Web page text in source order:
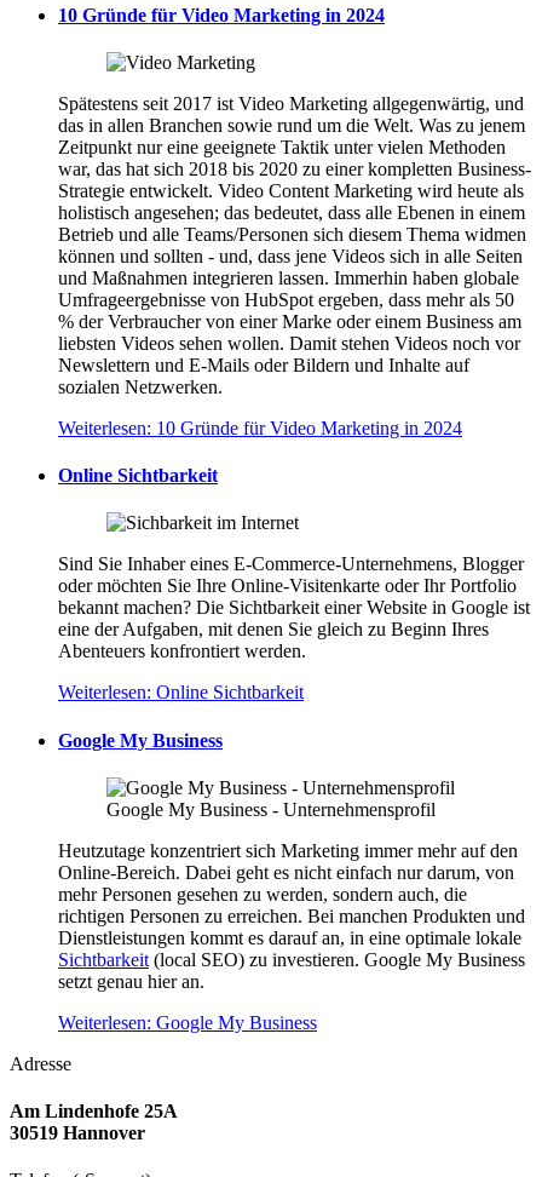
10 Gründe für Video Marketing in 2024
Spätestens seit 2017 ist Video Marketing allgegenwärtig, und
das in allen Branchen sowie rund um die Welt. Was zu jenem
Zeitpunkt nur eine geeignete Taktik unter vielen Methoden
war, das hat sich 2018 bis 2020 zu einer kompletten Business-
Strategie entwickelt. Video Content Marketing wird heute als
holistisch angesehen; das bedeutet, dass alle Ebenen in einem
Betrieb und alle Teams/Personen sich diesem Thema widmen
können und sollten - und, dass jene Videos sich in alle Seiten
und Maßnahmen integrieren lassen. Immerhin haben globale
Umfrageergebnisse von HubSpot ergeben, dass mehr als 50
% der Verbraucher von einer Marke oder einem Business am
liebsten Videos sehen wollen. Damit stehen Videos noch vor
Newslettern und E-Mails oder Bildern und Inhalte auf
sozialen Netzwerken.
Weiterlesen: 10 Gründe für Video Marketing in 2024
Online Sichtbarkeit
Sind Sie Inhaber eines E-Commerce-Unternehmens, Blogger
oder möchten Sie Ihre Online-Visitenkarte oder Ihr Portfolio
bekannt machen? Die Sichtbarkeit einer Website in Google ist
eine der Aufgaben, mit denen Sie gleich zu Beginn Ihres
Abenteuers konfrontiert werden.
Weiterlesen: Online Sichtbarkeit
Google My Business
Google My Business - Unternehmensprofil
Heutzutage konzentriert sich Marketing immer mehr auf den
Online-Bereich. Dabei geht es nicht einfach nur darum, von
mehr Personen gesehen zu werden, sondern auch, die
richtigen Personen zu erreichen. Bei manchen Produkten und
Dienstleistungen kommt es darauf an, in eine optimale lokale
Sichtbarkeit (local SEO) zu investieren. Google My Business
setzt genau hier an.
Weiterlesen: Google My Business
Adresse
Am Lindenhofe 25A
30519 Hannover